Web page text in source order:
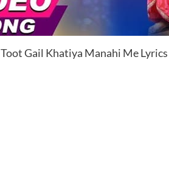
Toot Gail Khatiya Manahi Me Lyrics